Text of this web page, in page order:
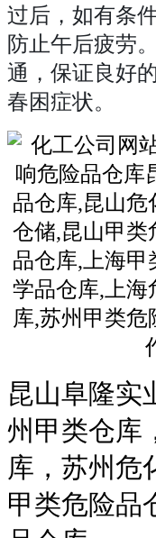
过后，如有条
防止午后疲劳
通，保证良好
春困症状。
昆山阜隆实
州甲类仓库
库，苏州危
甲类危险品